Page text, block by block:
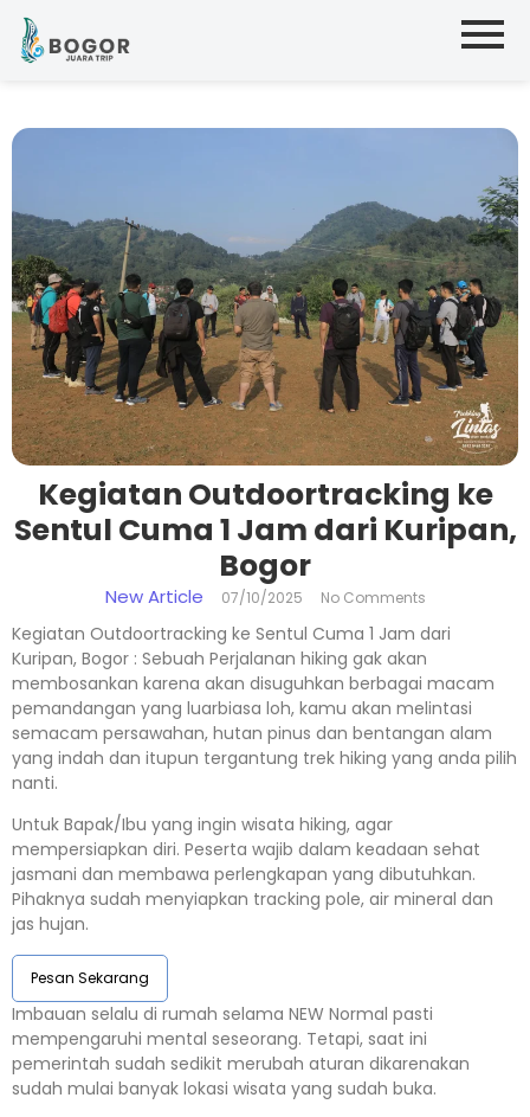
Kegiatan Outdoortracking ke
Sentul Cuma 1 Jam dari Kuripan,
Bogor
New Article 07/10/2025 No Comments
Kegiatan Outdoortracking ke Sentul Cuma 1 Jam dari
Kuripan, Bogor : Sebuah Perjalanan hiking gak akan
membosankan karena akan disuguhkan berbagai macam
pemandangan yang luarbiasa loh, kamu akan melintasi
semacam persawahan, hutan pinus dan bentangan alam
yang indah dan itupun tergantung trek hiking yang anda pilih
nanti.
Untuk Bapak/Ibu yang ingin wisata hiking, agar
mempersiapkan diri. Peserta wajib dalam keadaan sehat
jasmani dan membawa perlengkapan yang dibutuhkan.
Pihaknya sudah menyiapkan tracking pole, air mineral dan
jas hujan.
Pesan Sekarang
Imbauan selalu di rumah selama NEW Normal pasti
mempengaruhi mental seseorang. Tetapi, saat ini
pemerintah sudah sedikit merubah aturan dikarenakan
sudah mulai banyak lokasi wisata yang sudah buka.